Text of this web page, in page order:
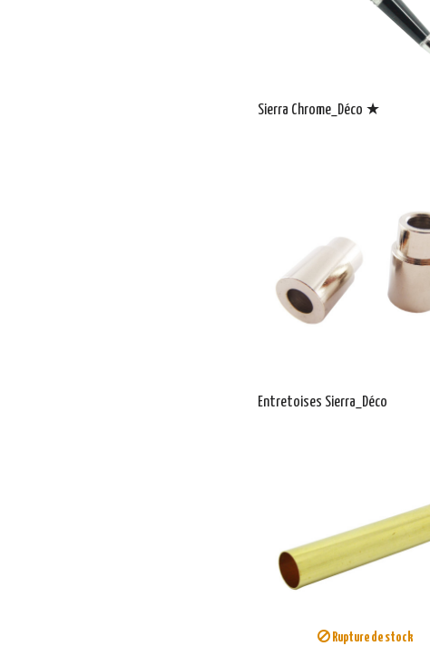
Sierra Chrome_Déco ★
Entretoises Sierra_Déco
Rupture de stock